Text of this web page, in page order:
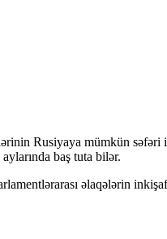
Rusiyaya mümkün səfəri
baş tuta bilər.
əlaqələrin